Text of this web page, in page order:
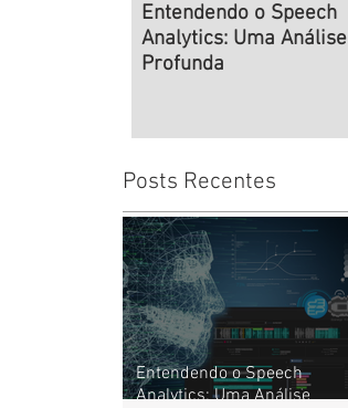
Entendendo o Speech
Analytics: Uma Análise
Profunda
Posts Recentes
Entendendo o Speech
Analytics: Uma Análise